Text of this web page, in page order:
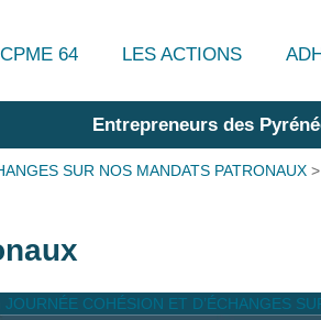
64 LES ACTIONS
Entrepreneurs des
SUR NOS MANDATS PATRONAUX >
JOURNÉE COHÉSION ET D’ÉCHANGES